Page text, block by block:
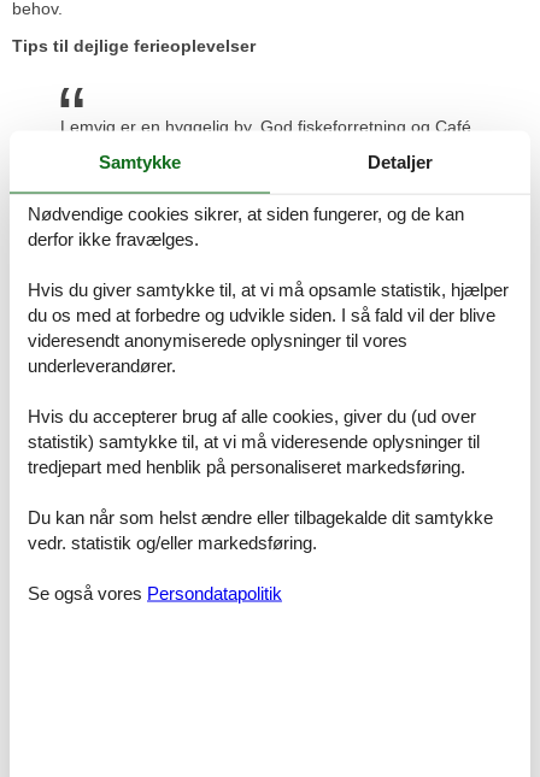
behov.
Tips til dejlige ferieoplevelser
Lemvig er en hyggelig by. God fiskeforretning og Café
muligheder for at se noget uden at køre langt.
drenge lov til at få trænet uden merpris, kan absolut
nævnes som et plus. Beligenheden nær havet med
gode spadsere muligheder. Dejlig strand. Kunne
måske være lækkert at prøve i sommer sæsonen.
handelsgade. Lemvig som er en yderst charmerende
by indeholder også alle de shopping muligheder der
måske ikke lige er i nærmeste byer omkring huset ;o)
En tur til Bork vikingehavn kan varmt anbefales. Vi blev
vist rundt af en fantastisk historiefortæller.
Samtykke Detaljer
Nødvendige cookies sikrer, at siden fungerer, og de kan
derfor ikke fravælges.
Hvis du giver samtykke til, at vi må opsamle statistik, hjælper
du os med at forbedre og udvikle siden. I så fald vil der blive
videresendt anonymiserede oplysninger til vores
underleverandører.
Hvis du accepterer brug af alle cookies, giver du (ud over
statistik) samtykke til, at vi må videresende oplysninger til
tredjepart med henblik på personaliseret markedsføring.
Du kan når som helst ændre eller tilbagekalde dit samtykke
vedr. statistik og/eller markedsføring.
Se også vores Persondatapolitik